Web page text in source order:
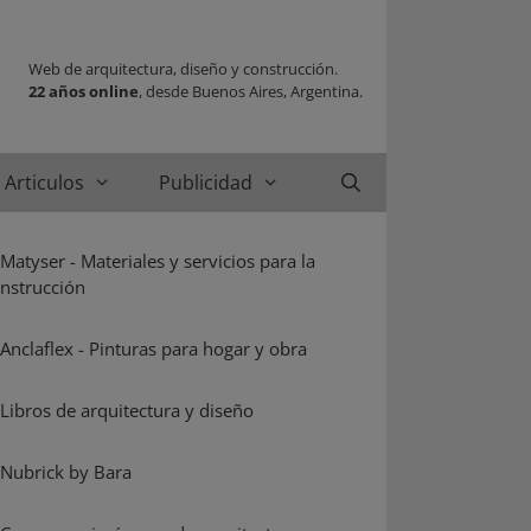
Web de arquitectura, diseño y construcción.
22 años online, desde Buenos Aires, Argentina.
Articulos Publicidad